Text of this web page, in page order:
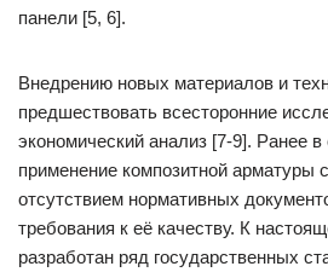
панели [5, 6].
Внедрению новых материалов и
предшествовать всесторонние
экономический анализ [7-9]. Ранее в
применение композитной арматуры
отсутствием нормативных
требования к её качеству. К
разработан ряд государственных